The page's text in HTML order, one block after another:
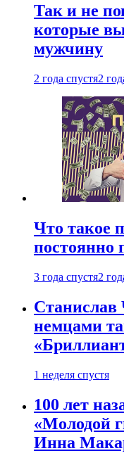
Так и не
которые
мужчину
2 года спустя2
Что такое
постоянно
3 года спустя2
Станислав
немцами
1 неделя спустя
100 лет
«Молодой
Инна